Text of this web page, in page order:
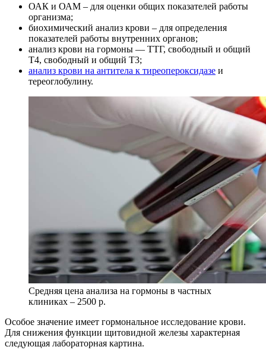
ОАК и ОАМ – для оценки общих показателей работы
организма;
биохимический анализ крови – для определения
показателей работы внутренних органов;
анализ крови на гормоны — ТТГ, свободный и общий
Т4, свободный и общий Т3;
анализ крови на антитела к тиреопероксидазе и
тереоглобулину.
Средняя цена анализа на гормоны в частных
клиниках – 2500 р.
Особое значение имеет гормональное исследование крови.
Для снижения функции щитовидной железы характерная
следующая лабораторная картина.